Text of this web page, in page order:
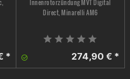
*
Innenrotorzündung MVT Digital
Direct, Minarelli AM6
274,90 € *